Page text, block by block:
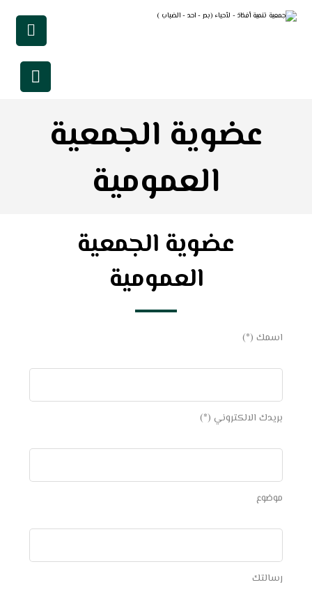
عضوية الجمعية
العمومية
عضوية الجمعية
العمومية
اسمك (*)
بريدك الالكتروني (*)
موضوع
رسالتك